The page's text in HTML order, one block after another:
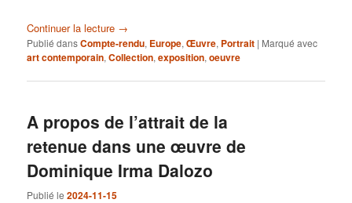
Continuer la lecture →
Publié dansCompte-rendu, Europe,Œuvre, Portrait | Marqué avec
art contemporain,Collection,exposition,oeuvre
A propos de l’attrait de la
retenue dans une œuvre de
Dominique Irma Dalozo
Publié le2024-11-15